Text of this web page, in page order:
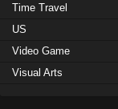
Time Travel
US
Video Game
Visual Arts